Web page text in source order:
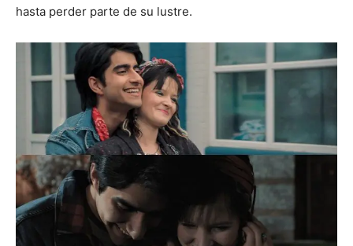
hasta perder parte de su lustre.